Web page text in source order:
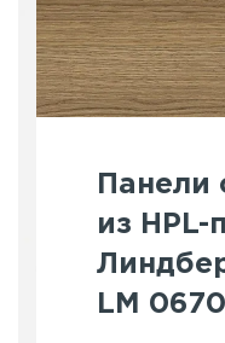
Панели
из HPL-
LM 0670